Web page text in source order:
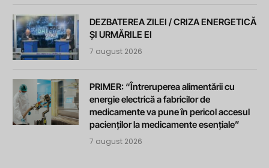
DEZBATEREA ZILEI / CRIZA ENERGETICĂ
ȘI URMĂRILE EI
7 august 2026
PRIMER: “Întreruperea alimentării cu
energie electrică a fabricilor de
medicamente va pune în pericol accesul
pacienților la medicamente esențiale”
7 august 2026